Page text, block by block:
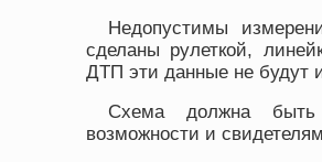
Недопустимы
сделаны рулеткой,
ДТП эти данные не будут
Схема должна
возможности и